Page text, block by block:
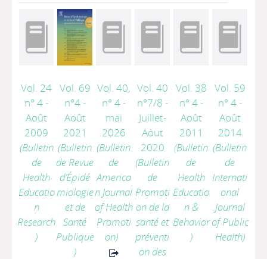
Vol. 24
n° 4 -
Août
2009
(Bulletin
de
Health
Educatio
n
Research
)
Vol. 69
n°4 -
Août
2021
(Bulletin
de Revue
d’Épidé
miologie
et de
Santé
Publique
)
Vol. 40,
n° 4 -
mai
2026
(Bulletin
de
America
n Journal
of Health
Promoti
on)
Vol. 40
n°7/8 -
Juillet-
Aout
2020
(Bulletin
de
Promoti
on de la
santé et
préventi
on des
Vol. 38
n° 4 -
Août
2011
(Bulletin
de
Health
Educatio
n &
Behavior
)
Vol. 59
n° 4 -
Août
2014
(Bulletin
de
Internati
onal
Journal
of Public
Health)